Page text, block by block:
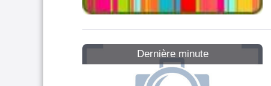
Dernière minute